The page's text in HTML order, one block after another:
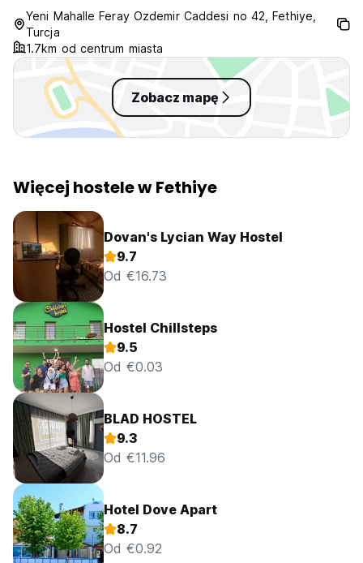
Jedzenie & napoje = bary i restauracje
Supermarkety z szerokim wyborem żywności i przekąsek
Łodzie i wiele innych sportów wodnych oraz atrakcji.
Yeni Mahalle Feray Ozdemir Caddesi no 42, Fethiye,
Turcja
1.7km od centrum miasta
Zobacz mapę
Więcej hostele w Fethiye
Dovan's Lycian Way Hostel
9.7
Od €16.73
Hostel Chillsteps
9.5
Od €0.03
BLAD HOSTEL
9.3
Od €11.96
Hotel Dove Apart
8.7
Od €0.92